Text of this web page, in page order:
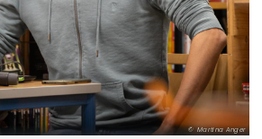
Martina Anger